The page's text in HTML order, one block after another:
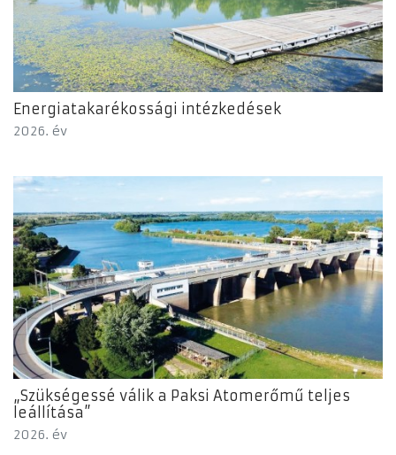
Energiatakarékossági intézkedések
2026. év
„Szükségessé válik a Paksi Atomerőmű teljes
leállítása”
2026. év